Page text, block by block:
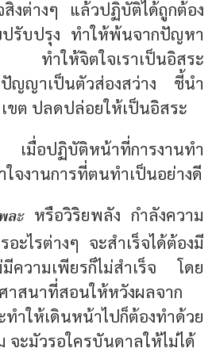
สิ่งต่างๆ แล้วปฏิบัติได้ถูกต้อง
ปรับปรุง ทำให้พ้นจากปัญหา
ทำให้จิตใจเราเป็นอิสระ
ญาเป็นตัวส่องสว่าง ชี้นำ
ขต ปลดปล่อยให้เป็นอิสระ
อปฏิบัติหน้าที่การงานทำ
ใจงานการที่ตนทำเป็นอย่างดี
ละหรือวิริยพลัง กำลังความ
ะไรต่างๆ จะสำเร็จได้ต้องมี
ความเพียรก็ไม่สำเร็จ โดย
าสนาที่สอนให้หวังผลจาก
ำให้เดินหน้าไปก็ต้องทำด้วย
จะมัวรอใครบันดาลให้ไม่ได้